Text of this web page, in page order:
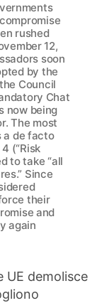
rushed
12,
soon
by the
Council
Chat
now being
The most
a de facto
(“Risk
to take “all
Since
their
and
again
UE demolisce